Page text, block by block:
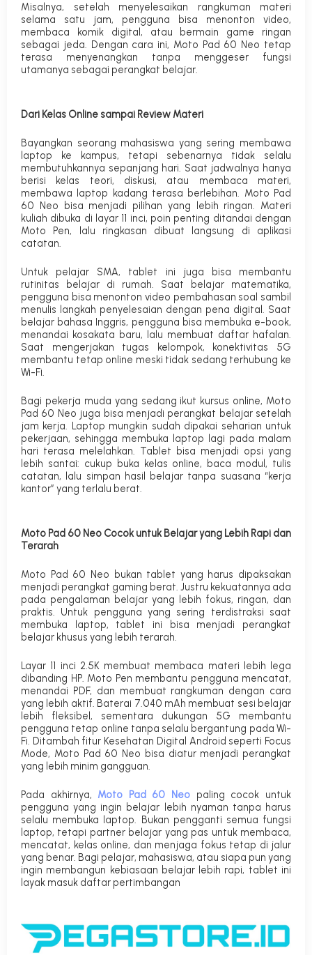
Misalnya, setelah menyelesaikan rangkuman materi
selama satu jam, pengguna bisa menonton video,
membaca komik digital, atau bermain game ringan
sebagai jeda. Dengan cara ini, Moto Pad 60 Neo tetap
terasa menyenangkan tanpa menggeser fungsi
utamanya sebagai perangkat belajar.
Dari Kelas Online sampai Review Materi
Bayangkan seorang mahasiswa yang sering membawa
laptop ke kampus, tetapi sebenarnya tidak selalu
membutuhkannya sepanjang hari. Saat jadwalnya hanya
berisi kelas teori, diskusi, atau membaca materi,
membawa laptop kadang terasa berlebihan. Moto Pad
60 Neo bisa menjadi pilihan yang lebih ringan. Materi
kuliah dibuka di layar 11 inci, poin penting ditandai dengan
Moto Pen, lalu ringkasan dibuat langsung di aplikasi
catatan.
Untuk pelajar SMA, tablet ini juga bisa membantu
rutinitas belajar di rumah. Saat belajar matematika,
pengguna bisa menonton video pembahasan soal sambil
menulis langkah penyelesaian dengan pena digital. Saat
belajar bahasa Inggris, pengguna bisa membuka e-book,
menandai kosakata baru, lalu membuat daftar hafalan.
Saat mengerjakan tugas kelompok, konektivitas 5G
membantu tetap online meski tidak sedang terhubung ke
Wi-Fi.
Bagi pekerja muda yang sedang ikut kursus online, Moto
Pad 60 Neo juga bisa menjadi perangkat belajar setelah
jam kerja. Laptop mungkin sudah dipakai seharian untuk
pekerjaan, sehingga membuka laptop lagi pada malam
hari terasa melelahkan. Tablet bisa menjadi opsi yang
lebih santai: cukup buka kelas online, baca modul, tulis
catatan, lalu simpan hasil belajar tanpa suasana “kerja
kantor” yang terlalu berat.
Moto Pad 60 Neo Cocok untuk Belajar yang Lebih Rapi dan
Terarah
Moto Pad 60 Neo bukan tablet yang harus dipaksakan
menjadi perangkat gaming berat. Justru kekuatannya ada
pada pengalaman belajar yang lebih fokus, ringan, dan
praktis. Untuk pengguna yang sering terdistraksi saat
membuka laptop, tablet ini bisa menjadi perangkat
belajar khusus yang lebih terarah.
Layar 11 inci 2.5K membuat membaca materi lebih lega
dibanding HP. Moto Pen membantu pengguna mencatat,
menandai PDF, dan membuat rangkuman dengan cara
yang lebih aktif. Baterai 7.040 mAh membuat sesi belajar
lebih fleksibel, sementara dukungan 5G membantu
pengguna tetap online tanpa selalu bergantung pada Wi-
Fi. Ditambah fitur Kesehatan Digital Android seperti Focus
Mode, Moto Pad 60 Neo bisa diatur menjadi perangkat
yang lebih minim gangguan.
Pada akhirnya, Moto Pad 60 Neo paling cocok untuk
pengguna yang ingin belajar lebih nyaman tanpa harus
selalu membuka laptop. Bukan pengganti semua fungsi
laptop, tetapi partner belajar yang pas untuk membaca,
mencatat, kelas online, dan menjaga fokus tetap di jalur
yang benar. Bagi pelajar, mahasiswa, atau siapa pun yang
ingin membangun kebiasaan belajar lebih rapi, tablet ini
layak masuk daftar pertimbangan